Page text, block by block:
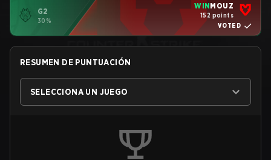
G2
30%
WINMOUZ
152 points
VOTED
RESUMEN DE PUNTUACIÓN
SELECCIONA UN JUEGO